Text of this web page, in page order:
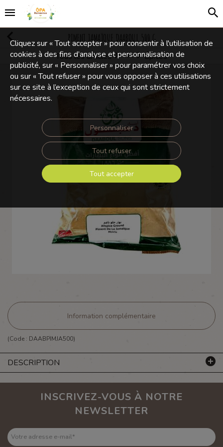
PIMENT JAMAÏQUE DAABOUL 500 G
Tous les articles
Olives et Condiments
Épices
Information complémentaire
(Code : DAABPIMJA500)
DESCRIPTION
Cliquez sur « Tout accepter » pour consentir à l'utilisation de
cookies à des fins d’analyse et personnalisation de
publicité, sur « Personnaliser » pour paramétrer vos choix
ou sur « Tout refuser » pour vous opposer à ces utilisations
sur ce site à l’exception de ceux qui sont strictement
nécessaires.
Personnaliser
Tout refuser
Tout accepter
INSCRIVEZ-VOUS À NOTRE
NEWSLETTER
Votre adresse e-mail*